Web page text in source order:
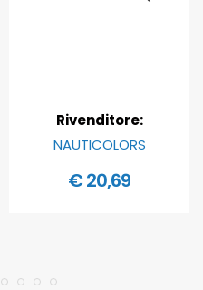
Rivenditore:
NAUTICOLORS
€ 20,69